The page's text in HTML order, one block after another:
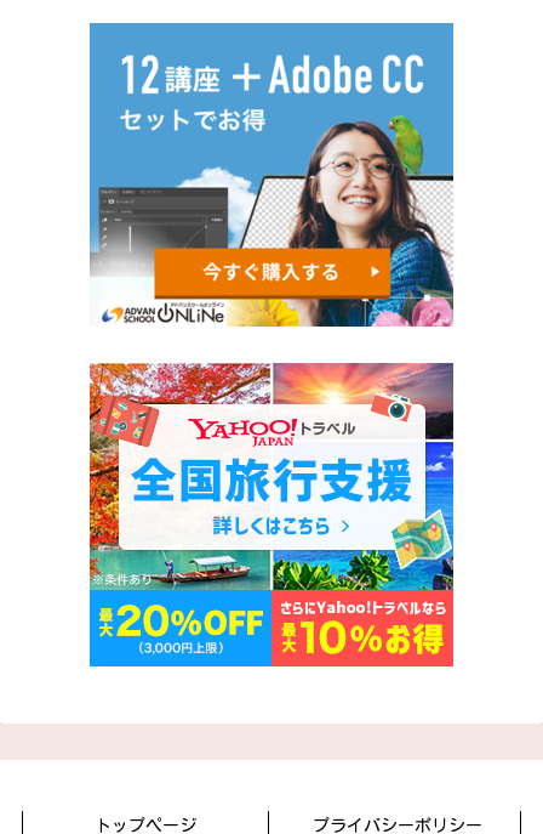
トップページ プライバシーポリシー